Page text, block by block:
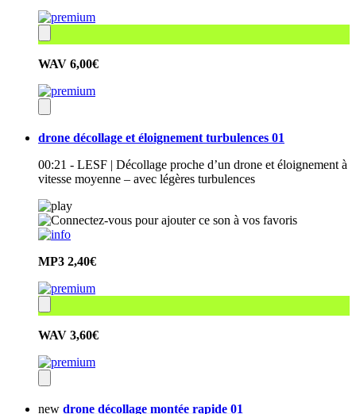
WAV 6,00€
drone décollage et éloignement turbulences 01
00:21 - LESF | Décollage proche d’un drone et éloignement à
vitesse moyenne – avec légères turbulences
MP3 2,40€
WAV 3,60€
new drone décollage montée rapide 01